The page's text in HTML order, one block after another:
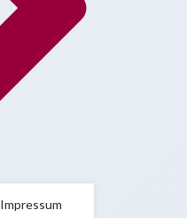
Impressum